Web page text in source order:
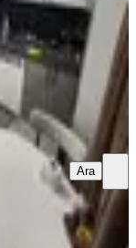
Yaşar Muslu
Ara